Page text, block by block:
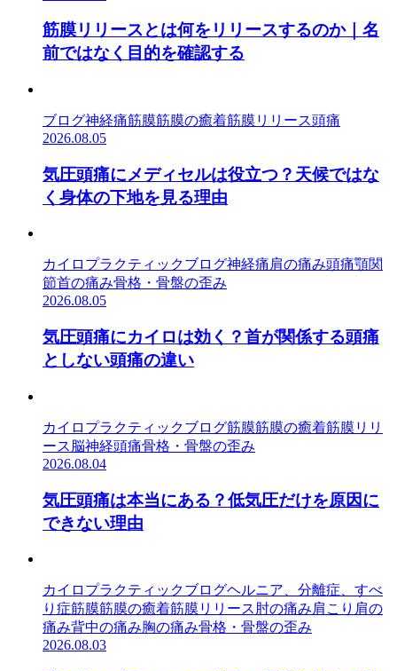
筋膜リリースとは何をリリースするのか｜名
前ではなく目的を確認する
ブログ神経痛筋膜筋膜の癒着筋膜リリース頭痛
2026.08.05
気圧頭痛にメディセルは役立つ？天候ではな
く身体の下地を見る理由
カイロプラクティックブログ神経痛肩の痛み頭痛顎関
節首の痛み骨格・骨盤の歪み
2026.08.05
気圧頭痛にカイロは効く？首が関係する頭痛
としない頭痛の違い
カイロプラクティックブログ筋膜筋膜の癒着筋膜リリ
ース 脳神経頭痛骨格・骨盤の歪み
2026.08.04
気圧頭痛は本当にある？低気圧だけを原因に
できない理由
カイロプラクティックブログヘルニア、分離症、すべ
り症筋膜筋膜の癒着筋膜リリース 肘の痛み肩こり 肩の
痛み背中の痛み胸の痛み骨格・骨盤の歪み
2026.08.03